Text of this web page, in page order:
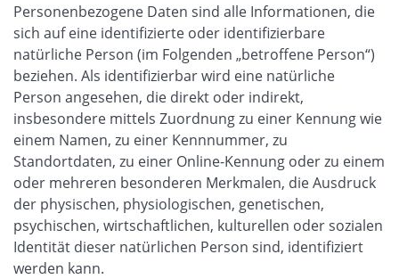
Personenbezogene Daten sind alle Informationen, die
sich auf eine identifizierte oder identifizierbare
natürliche Person (im Folgenden „betroffene Person“)
beziehen. Als identifizierbar wird eine natürliche
Person angesehen, die direkt oder indirekt,
insbesondere mittels Zuordnung zu einer Kennung wie
einem Namen, zu einer Kennnummer, zu
Standortdaten, zu einer Online-Kennung oder zu einem
oder mehreren besonderen Merkmalen, die Ausdruck
der physischen, physiologischen, genetischen,
psychischen, wirtschaftlichen, kulturellen oder sozialen
Identität dieser natürlichen Person sind, identifiziert
werden kann.